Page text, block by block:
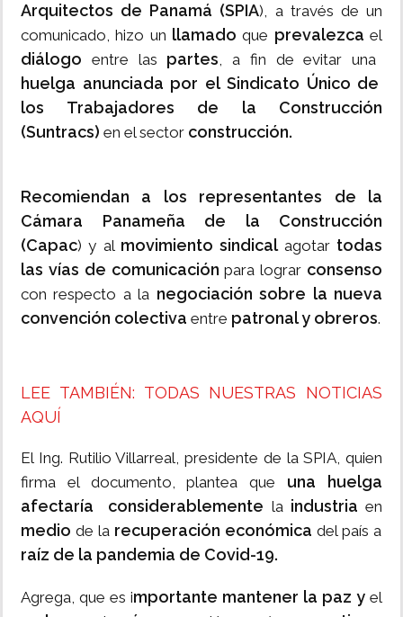
Arquitectos de Panamá (SPIA), a través de un
comunicado, hizo un llamado que prevalezcael
diálogo entre las partes, a fin de evitar una
huelga anunciada por el Sindicato Único de
los Trabajadores de la Construcción
(Suntracs) en el sector construcción.
Recomiendan a los representantes de la
Cámara Panameña de la Construcción
(Capac) y al movimiento sindical agotar todas
las vías de comunicación para lograr consenso
con respecto a la negociación sobre la nueva
convención colectiva entre patronal y obreros.
LEE TAMBIÉN: TODAS NUESTRAS NOTICIAS
AQUÍ
El Ing. Rutilio Villarreal, presidente de la SPIA, quien
firma el documento, plantea que una huelga
afectaría considerablemente laindustria en
medio de la recuperación económica del país a
raíz de la pandemia de Covid-19.
Agrega, que es importante mantener la paz y el